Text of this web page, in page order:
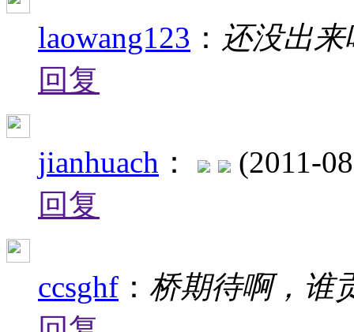
laowang123 ： 还没出
回复
jianhuach ：
(2011-
回复
ccsghf ： 桥期待啊，谁